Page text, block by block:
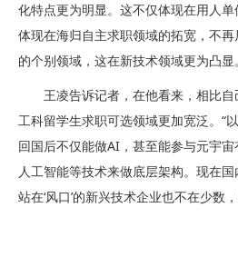
化特点更为明显。这不仅体现在用人
体现在海归自主求职领域的拓宽，不
的个别领域，这在新技术领域更为凸显。
王凌告诉记者，在他看来，相比自
工科留学生求职可选领域更加宽泛。“
回国后不仅能做AI，甚至能参与元宇
人工智能等技术来做底层架构。现在
站在‘风口’的新兴技术企业也不在少数